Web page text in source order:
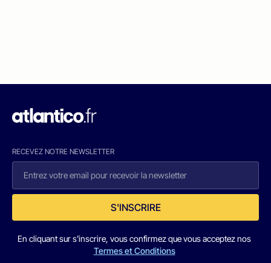
RECEVEZ NOTRE NEWSLETTER
S'INSCRIRE
En cliquant sur s'inscrire, vous confirmez que vous acceptez nos
Termes et Conditions